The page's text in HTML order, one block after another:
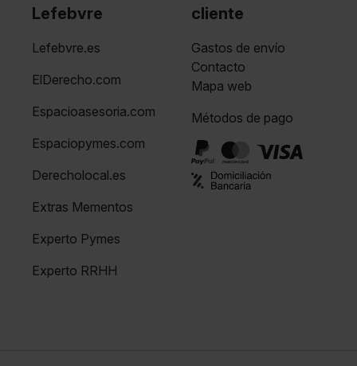
Lefebvre
Lefebvre.es
ElDerecho.com
Espacioasesoria.com
Espaciopymes.com
Derecholocal.es
Extras Mementos
Experto Pymes
Experto RRHH
cliente
Gastos de envío
Contacto
Mapa web
Métodos de pago